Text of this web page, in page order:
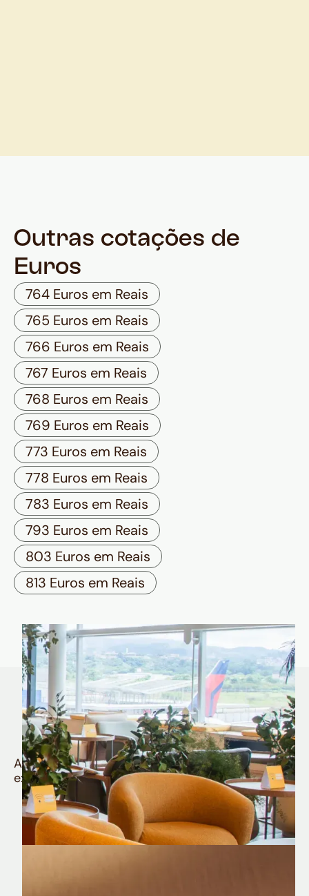
Outras cotações de
Euros
764 Euros em Reais
765 Euros em Reais
766 Euros em Reais
767 Euros em Reais
768 Euros em Reais
769 Euros em Reais
773 Euros em Reais
778 Euros em Reais
783 Euros em Reais
793 Euros em Reais
803 Euros em Reais
813 Euros em Reais
Quem é Nomad tem
muito mais
Aproveite todos os benefícios e vantagens
exclusivas da sua Conta Internacional